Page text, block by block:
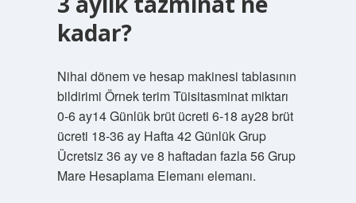
kadar?
Nihai dönem ve hesap makinesi tablasının
bildirimi Örnek terim Tüisitasminat miktarı
0-6 ay14 Günlük brüt ücreti 6-18 ay28 brüt
ücreti 18-36 ay Hafta 42 Günlük Grup
Ücretsiz 36 ay ve 8 haftadan fazla 56 Grup
Mare Hesaplama Elemanı elemanı.